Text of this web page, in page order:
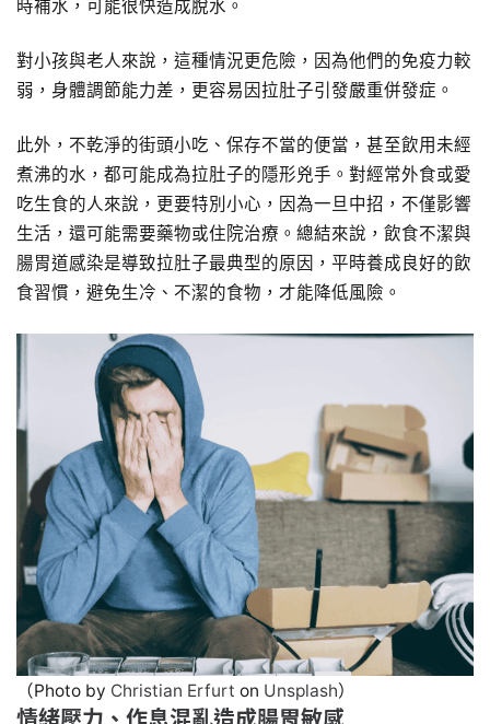
時補水，可能很快造成脫水。
對小孩與老人來說，這種情況更危險，因為他們的免疫力較
弱，身體調節能力差，更容易因拉肚子引發嚴重併發症。
此外，不乾淨的街頭小吃、保存不當的便當，甚至飲用未經
煮沸的水，都可能成為拉肚子的隱形兇手。對經常外食或愛
吃生食的人來說，更要特別小心，因為一旦中招，不僅影響
生活，還可能需要藥物或住院治療。總結來說，飲食不潔與
腸胃道感染是導致拉肚子最典型的原因，平時養成良好的飲
食習慣，避免生冷、不潔的食物，才能降低風險。
（Photo by Christian Erfurt on Unsplash）